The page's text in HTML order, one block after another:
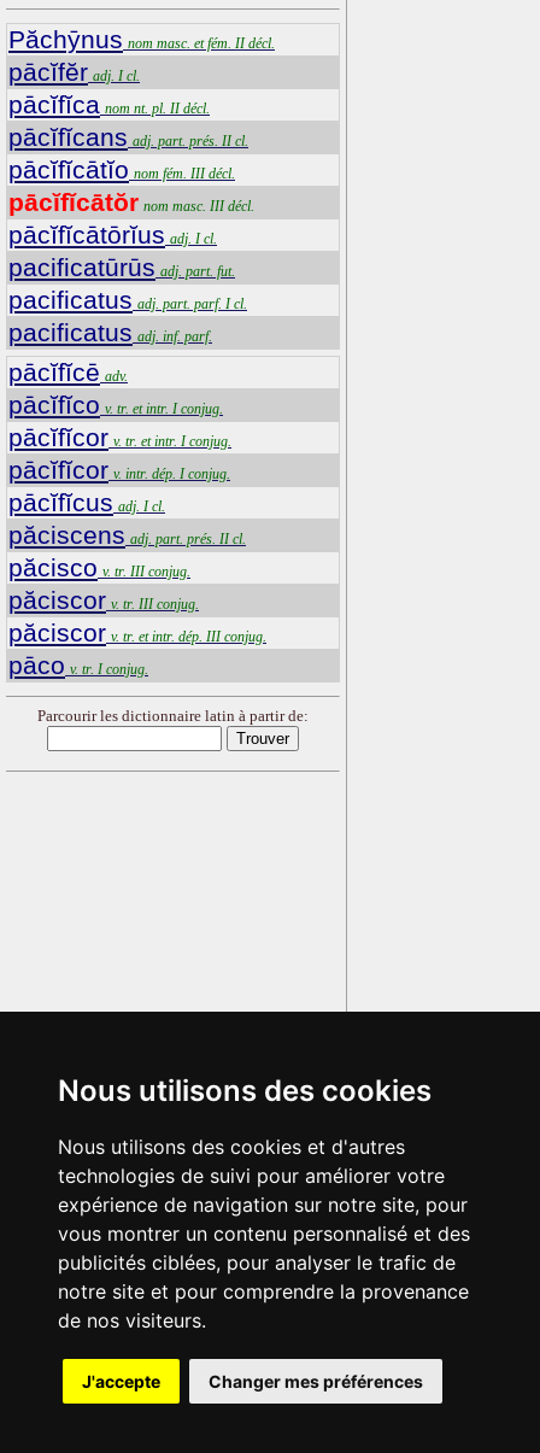
Nous utilisons des cookies
Nous utilisons des cookies et d'autres
technologies de suivi pour améliorer votre
expérience de navigation sur notre site, pour
vous montrer un contenu personnalisé et des
publicités ciblées, pour analyser le trafic de
notre site et pour comprendre la provenance
de nos visiteurs.
J'accepte Changer mes préférences
Păchȳnus nom masc. et fém. II décl.
pācĭfĕr adj. I cl.
pācĭfĭca nom nt. pl. II décl.
pācĭfĭcans adj. part. prés. II cl.
pācĭfĭcātĭo nom fém. III décl.
pācĭfĭcātŏr nom masc. III décl.
pācĭfĭcātōrĭus adj. I cl.
pacificatūrūs adj. part. fut.
pacificatus adj. part. parf. I cl.
pacificatus adj. inf. parf.
pācĭfĭcē adv.
pācĭfĭco v. tr. et intr. I conjug.
pācĭfĭcor v. tr. et intr. I conjug.
pācĭfĭcor v. intr. dép. I conjug.
pācĭfĭcus adj. I cl.
păciscens adj. part. prés. II cl.
păcisco v. tr. III conjug.
păciscor v. tr. III conjug.
păciscor v. tr. et intr. dép. III conjug.
pāco v. tr. I conjug.
Parcourir les dictionnaire latin à partir de:
{{ID:PACIFICATOR100}} ---CACHE---
© 2003-2029 - Tous droits réservés - Olivetti Media Communication